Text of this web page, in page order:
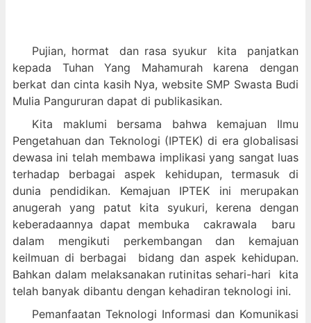
Pujian, hormat dan rasa syukur kita panjatkan
kepada Tuhan Yang Mahamurah karena dengan
berkat dan cinta kasih Nya, website SMP Swasta Budi
Mulia Pangururan dapat di publikasikan.
Kita maklumi bersama bahwa kemajuan Ilmu
Pengetahuan dan Teknologi (IPTEK) di era globalisasi
dewasa ini telah membawa implikasi yang sangat luas
terhadap berbagai aspek kehidupan, termasuk di
dunia pendidikan. Kemajuan IPTEK ini merupakan
anugerah yang patut kita syukuri, kerena dengan
keberadaannya dapat membuka cakrawala baru
dalam mengikuti perkembangan dan kemajuan
keilmuan di berbagai bidang dan aspek kehidupan.
Bahkan dalam melaksanakan rutinitas sehari-hari kita
telah banyak dibantu dengan kehadiran teknologi ini.
Pemanfaatan Teknologi Informasi dan Komunikasi